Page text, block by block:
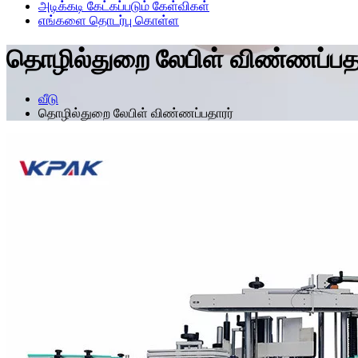
அடிக்கடி கேட்கப்படும் கேள்விகள்
எங்களை தொடர்பு கொள்ள
தொழில்துறை லேபிள்
வீடு
தொழில்துறை லேபிள் விண்ணப்பதாரர்